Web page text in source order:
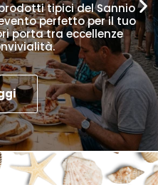
tipici del Sannio
perfetto per il tuo
porta tra eccellenze